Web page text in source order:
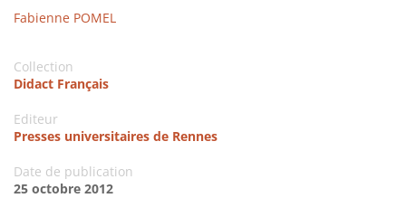
Fabienne POMEL
Collection
Didact Français
Editeur
Presses universitaires de Rennes
Date de publication
25 octobre 2012